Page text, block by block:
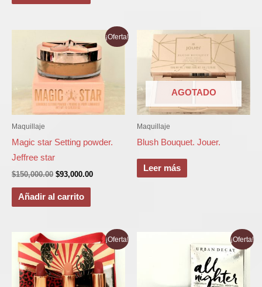
¡Oferta!
Maquillaje
Magic star Setting powder.
Jeffree star
$150,000.00
precio
original
era:
$150,000.00.
$93,000.00
precio
actual
es:
$93,000.00.
Añadir al carrito
AGOTADO
Maquillaje
Blush Bouquet. Jouer.
Leer más
¡Oferta!
precio
original
era:
$255,000.00.
El
precio
actual
es:
$170,000.00.
¡Oferta!
precio
original
era:
$215,000.00.
precio
actual